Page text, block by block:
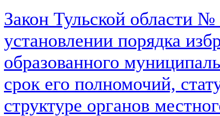
Закон Тульской области
установлении порядка
образованного
срок его полномочий,
структуре органов